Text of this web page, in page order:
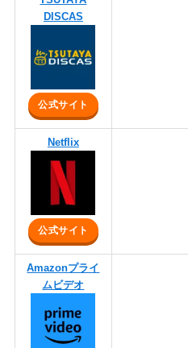
DISCAS
公式サイト
Netflix
公式サイト
Amazonプライ
ムビデオ